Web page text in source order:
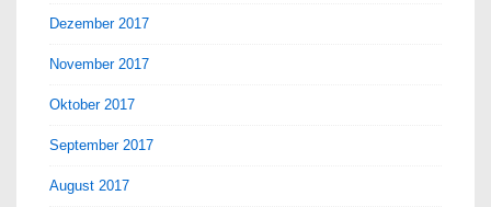
Dezember 2017
November 2017
Oktober 2017
September 2017
August 2017